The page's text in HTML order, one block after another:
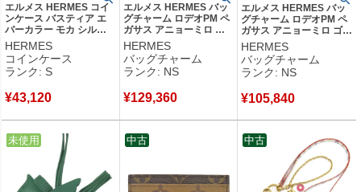
エルメス HERMES コイ
ンケース バスティア エ
バーカラー モカ シルバ
ー金具 茶 2024年製 W
【箱】 【中古】未使用保
管品
HERMES
コインケース
ランク: S
¥43,120
エルメス HERMES バッ
グチャーム ロデオPM ペ
ガサス アニョーミロ ブ
ラック 新品 未使用 ソー
ブラック 2025年製 K
【箱】 【中古】未使用保
管品
HERMES
バッグチャーム
ランク: NS
¥129,360
エルメス HERMES バッ
グチャーム ロデオPM ペ
ガサス アニョーミロ ゴー
ルド 新品 未使用 ソーゴ
ールド W 【箱】 【中
古】未使用保管品
HERMES
バッグチャーム
ランク: NS
¥105,840
中古
未使用 中古 中古